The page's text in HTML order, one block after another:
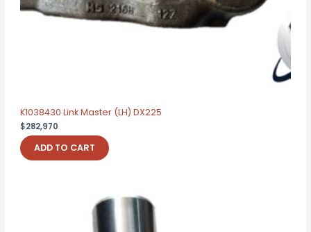
K1038430 Link Master (LH) DX225
$282,970
ADD TO CART